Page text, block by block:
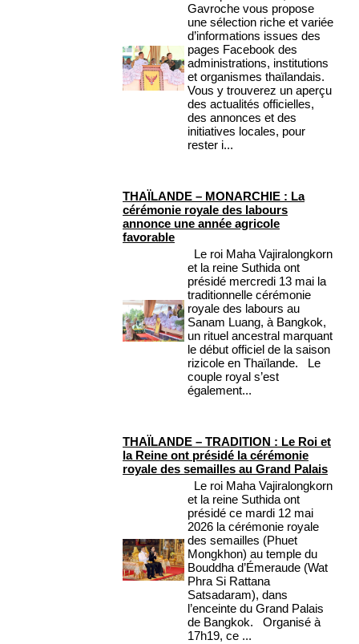
Gavroche vous propose
une sélection riche et variée
d’informations issues des
pages Facebook des
administrations, institutions
et organismes thaïlandais.
Vous y trouverez un aperçu
des actualités officielles,
des annonces et des
initiatives locales, pour
rester i...
THAÏLANDE – MONARCHIE : La
cérémonie royale des labours
annonce une année agricole
favorable
Le roi Maha Vajiralongkorn
et la reine Suthida ont
présidé mercredi 13 mai la
traditionnelle cérémonie
royale des labours au
Sanam Luang, à Bangkok,
un rituel ancestral marquant
le début officiel de la saison
rizicole en Thaïlande. Le
couple royal s’est
également...
THAÏLANDE – TRADITION : Le Roi et
la Reine ont présidé la cérémonie
royale des semailles au Grand Palais
Le roi Maha Vajiralongkorn
et la reine Suthida ont
présidé ce mardi 12 mai
2026 la cérémonie royale
des semailles (Phuet
Mongkhon) au temple du
Bouddha d’Émeraude (Wat
Phra Si Rattana
Satsadaram), dans
l’enceinte du Grand Palais
de Bangkok. Organisé à
17h19, ce ...